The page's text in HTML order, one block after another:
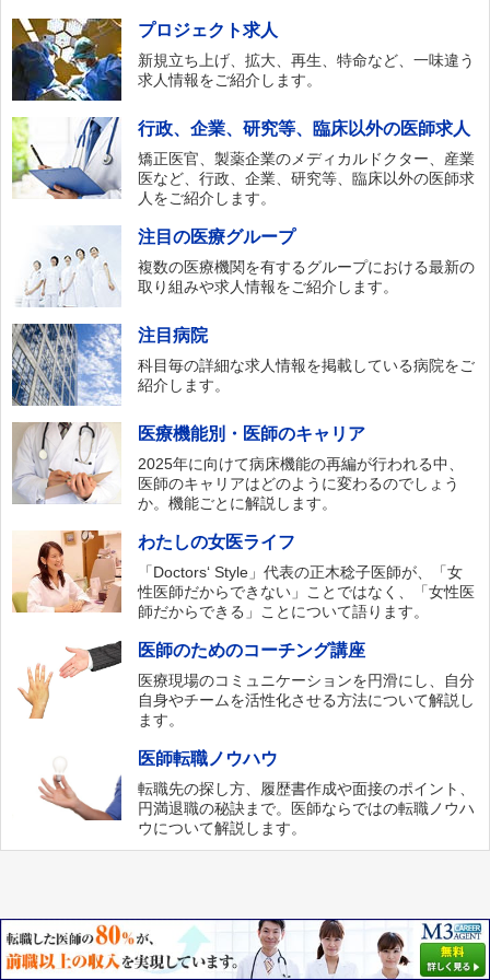
プロジェクト求人
新規立ち上げ、拡大、再生、特命など、一味違う
求人情報をご紹介します。
行政、企業、研究等、臨床以外の医師求人
矯正医官、製薬企業のメディカルドクター、産業
医など、行政、企業、研究等、臨床以外の医師求
人をご紹介します。
注目の医療グループ
複数の医療機関を有するグループにおける最新の
取り組みや求人情報をご紹介します。
注目病院
科目毎の詳細な求人情報を掲載している病院をご
紹介します。
医療機能別・医師のキャリア
2025年に向けて病床機能の再編が行われる中、
医師のキャリアはどのように変わるのでしょう
か。機能ごとに解説します。
わたしの女医ライフ
「Doctors‘ Style」代表の正木稔子医師が、「女
性医師だからできない」ことではなく、「女性医
師だからできる」ことについて語ります。
医師のためのコーチング講座
医療現場のコミュニケーションを円滑にし、自分
自身やチームを活性化させる方法について解説し
ます。
医師転職ノウハウ
転職先の探し方、履歴書作成や面接のポイント、
円満退職の秘訣まで。医師ならではの転職ノウハ
ウについて解説します。